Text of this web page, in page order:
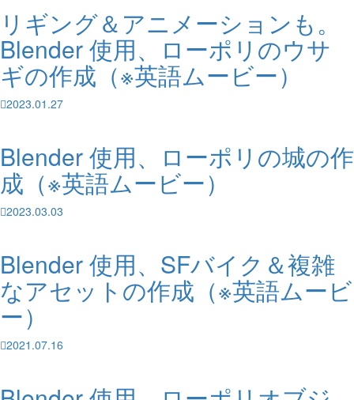
リギング＆アニメーションも。
Blender 使用、ローポリのウサ
ギの作成（※英語ムービー）
2023.01.27
Blender 使用、ローポリの城の作
成（※英語ムービー）
2023.03.03
Blender 使用、SFバイク＆複雑
なアセットの作成（※英語ムービ
ー）
2021.07.16